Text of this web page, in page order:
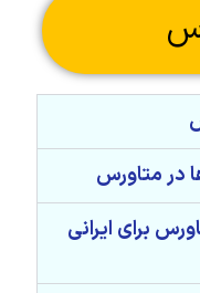
در متاورس
برای ایرانی